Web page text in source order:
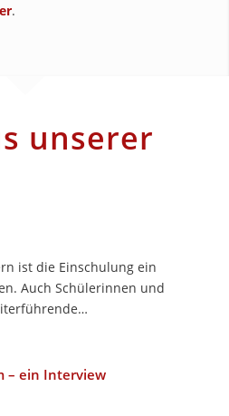
.
unserer
ist die Einschulung ein
­Auch Schülerinnen und
– ein Interview